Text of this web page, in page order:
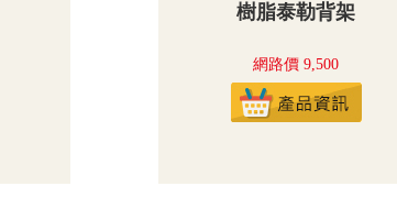
樹脂泰勒背架
網路價 9,500